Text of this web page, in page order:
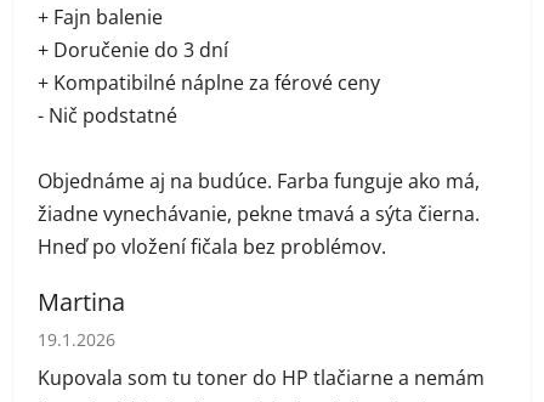
+ Fajn balenie
+ Doručenie do 3 dní
+ Kompatibilné náplne za férové ceny
- Nič podstatné
Objednáme aj na budúce. Farba funguje ako má,
žiadne vynechávanie, pekne tmavá a sýta čierna.
Hneď po vložení fičala bez problémov.
Martina
Hodnotenie obchodu je 5 z 5 hviezdičiek.
19.1.2026
Kupovala som tu toner do HP tlačiarne a nemám